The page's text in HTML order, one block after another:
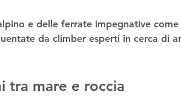
e delle ferrate impegnative come
da climber esperti in cerca di
tra mare e roccia